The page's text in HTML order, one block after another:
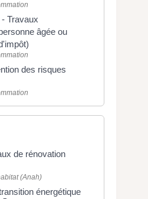
Travaux
âgée ou
des risques
de rénovation
(Anah)
énergétique